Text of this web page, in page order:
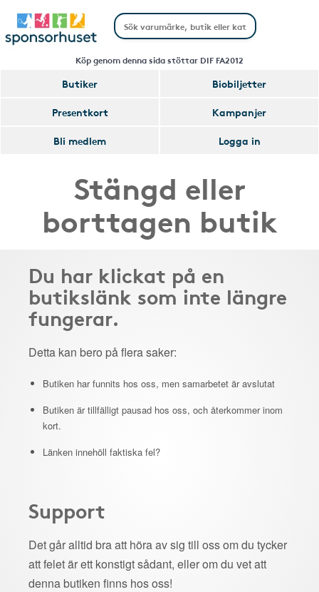
Köp genom denna sida stöttar DIF FA2012
Butiker
Biobiljetter
Presentkort
Kampanjer
Bli medlem
Logga in
Stängd eller
borttagen butik
Du har klickat på en
butikslänk som inte längre
fungerar.
Detta kan bero på flera saker:
Butiken har funnits hos oss, men samarbetet är avslutat
Butiken är tillfälligt pausad hos oss, och återkommer inom
kort.
Länken innehöll faktiska fel?
Support
Det går alltid bra att höra av sig till oss om du tycker
att felet är ett konstigt sådant, eller om du vet att
denna butiken finns hos oss!